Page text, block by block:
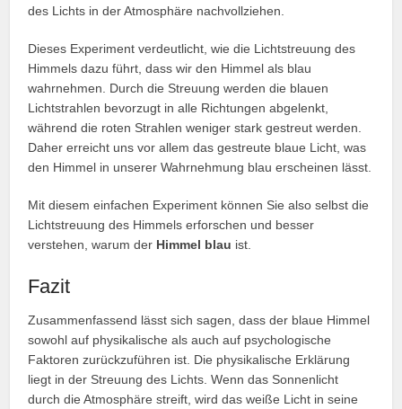
des Lichts in der Atmosphäre nachvollziehen.
Dieses Experiment verdeutlicht, wie die Lichtstreuung des
Himmels dazu führt, dass wir den Himmel als blau
wahrnehmen. Durch die Streuung werden die blauen
Lichtstrahlen bevorzugt in alle Richtungen abgelenkt,
während die roten Strahlen weniger stark gestreut werden.
Daher erreicht uns vor allem das gestreute blaue Licht, was
den Himmel in unserer Wahrnehmung blau erscheinen lässt.
Mit diesem einfachen Experiment können Sie also selbst die
Lichtstreuung des Himmels erforschen und besser
verstehen, warum der Himmel blau ist.
Fazit
Zusammenfassend lässt sich sagen, dass der blaue Himmel
sowohl auf physikalische als auch auf psychologische
Faktoren zurückzuführen ist. Die physikalische Erklärung
liegt in der Streuung des Lichts. Wenn das Sonnenlicht
durch die Atmosphäre streift, wird das weiße Licht in seine